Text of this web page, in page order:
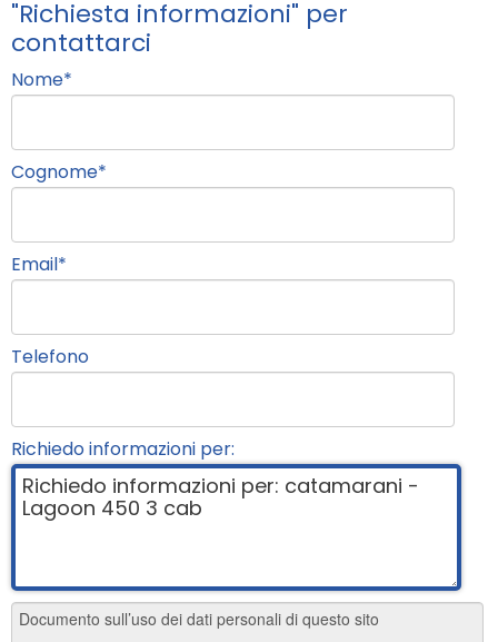
"Richiesta informazioni" per
contattarci
Nome*
Cognome*
Email*
Telefono
Richiedo informazioni per: